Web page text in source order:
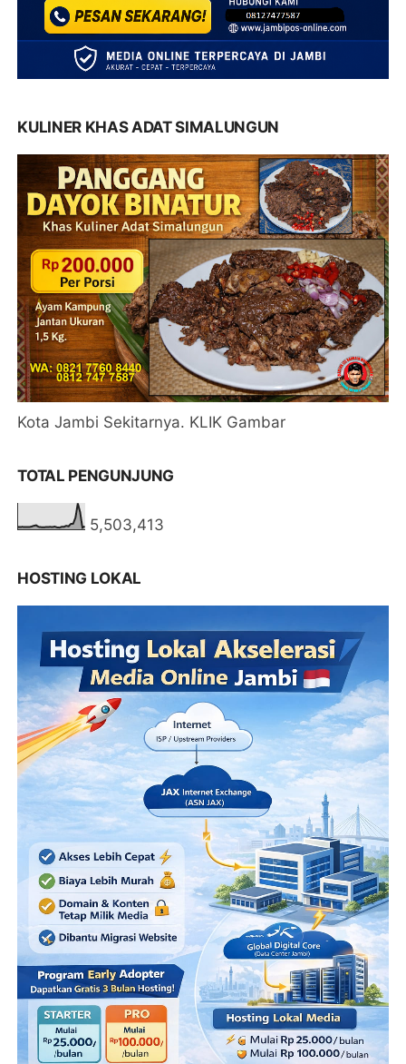
KULINER KHAS ADAT SIMALUNGUN
Kota Jambi Sekitarnya. KLIK Gambar
TOTAL PENGUNJUNG
5,503,413
HOSTING LOKAL